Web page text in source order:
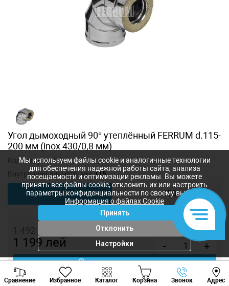
Угол дымоходный 90° утеплённый FERRUM d.115-
200 мм (inox 430/0,8 мм)
Код товара:f4232
Внутренний диаметр, мм:115
115 150
1 492лей
1 199 лей - +
Купить в 1 клик
Сравнение Избранное Каталог Корзина Звонок Адрес
Viber Whatsapp
Мы используем файлы cookie и аналогичные технологии
для обеспечения надежной работы сайта, анализа
посещаемости и оптимизации рекламы. Вы можете
принять все файлы cookie, отклонить их или настроить
параметры конфиденциальности по своему выбору.
Информация о файлах Cookie
Принять
Отклонить
Настройки